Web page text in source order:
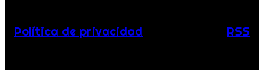
Política de privacidad RSS